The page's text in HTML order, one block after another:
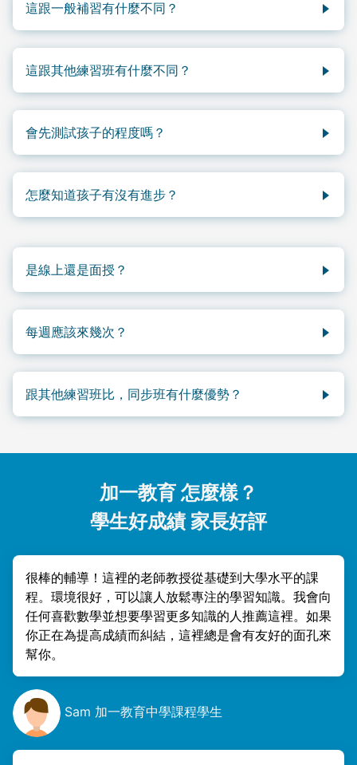
這跟一般補習有什麼不同？
補習是教練講解戰術，同步班是練到成為肌肉記憶。
這跟其他練習班有什麼不同？
跟BC學校不一樣。同步班的內容跟BC學校同步。還包
含免費StudyPug.com網課和每月技能明細報告。
會先測試孩子的程度嗎？
發現知識缺口。
怎麼知道孩子有沒有進步？
客戶經理每月發送進度報告：完成了什麼、正確率多
少、練了哪些具體技能。每季度還有家長會議。
是線上還是面授？
每週應該來幾次？
跟其他練習班比，同步班有什麼優勢？
最大的差異是內容。同步班的內容跟BC學校教的一
細進度報告。加一教育 怎麼樣？
學生好成績 家長好評
很棒的輔導！這裡的老師教授從基礎到大學水平的課
程。環境很好，可以讓人放鬆專注的學習知識。我會向
任何喜歡數學並想要學習更多知識的人推薦這裡。如果
你正在為提高成績而糾結，這裡總是會有友好的面孔來
幫你。
Sam 加一教育中學課程學生